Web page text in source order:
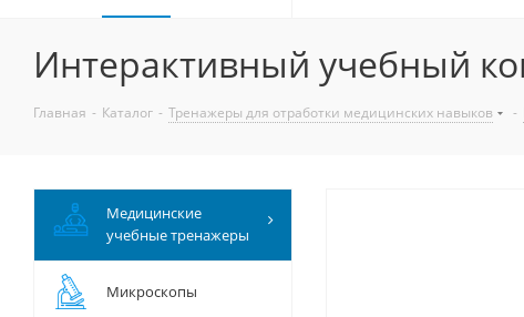
Интерактивный учебный
Главная - Каталог - Тренажеры для отработки медицинских навыков -
Медицинские
учебные тренажеры
Микроскопы